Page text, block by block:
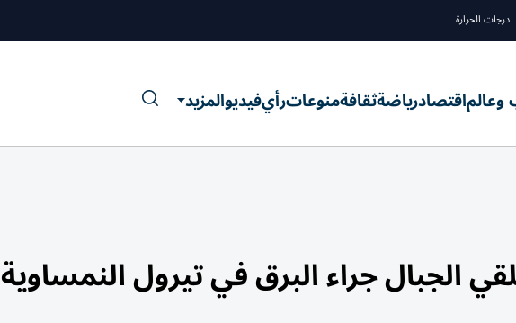
درجات الحرارة
اقتصادرياضةثقافةمنوعاترأيفيديوالمزيد
الجبال جراء البرق في تيرول النمساوية